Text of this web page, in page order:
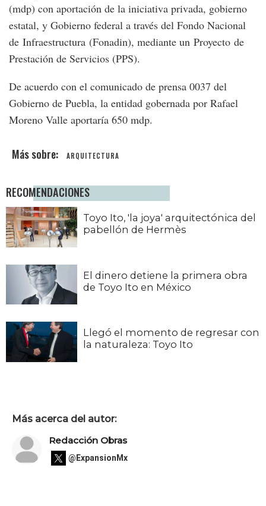
(mdp) con aportación de la iniciativa privada, gobierno
estatal, y Gobierno federal a través del Fondo Nacional
de Infraestructura (Fonadin), mediante un Proyecto de
Prestación de Servicios (PPS).
De acuerdo con el comunicado de prensa 0037 del
Gobierno de Puebla, la entidad gobernada por Rafael
Moreno Valle aportaría 650 mdp.
ARQUITECTURA
RECOMENDACIONES
Toyo Ito, 'la joya' arquitectónica del
pabellón de Hermès
El dinero detiene la primera obra
de Toyo Ito en México
Llegó el momento de regresar con
la naturaleza: Toyo Ito
Más acerca del autor:
Redacción Obras
@ExpansionMx